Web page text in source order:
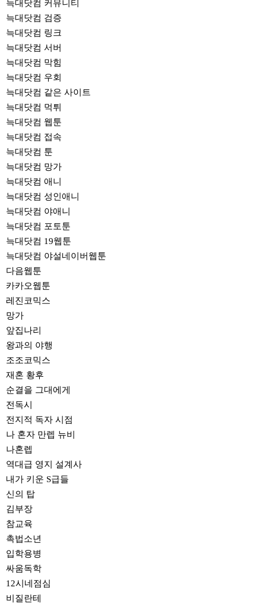
늑대닷컴 커뮤니티
늑대닷컴 검증
늑대닷컴 링크
늑대닷컴 서버
늑대닷컴 막힘
늑대닷컴 우회
늑대닷컴 같은 사이트
늑대닷컴 먹튀
늑대닷컴 웹툰
늑대닷컴 접속
늑대닷컴 툰
늑대닷컴 망가
늑대닷컴 애니
늑대닷컴 성인애니
늑대닷컴 야애니
늑대닷컴 포토툰
늑대닷컴 19웹툰
늑대닷컴 야설네이버웹툰
다음웹툰
카카오웹툰
레진코믹스
망가
앞집나리
왕과의 야행
조조코믹스
재혼 황후
순결을 그대에게
전독시
전지적 독자 시점
나 혼자 만렙 뉴비
나혼렙
역대급 영지 설계사
내가 키운 S급들
신의 탑
김부장
참교육
촉법소년
입학용병
싸움독학
12시네점심
비질란테